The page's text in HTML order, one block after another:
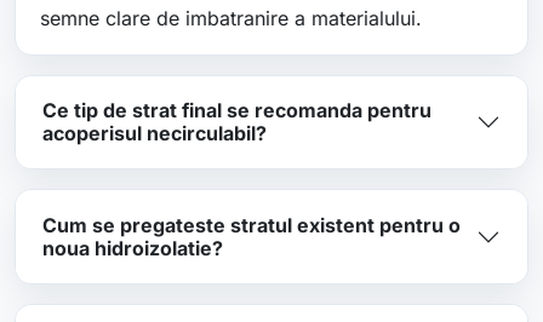
semne clare de imbatranire a materialului.
Ce tip de strat final se recomanda pentru
acoperisul necirculabil?
Cum se pregateste stratul existent pentru o
noua hidroizolatie?